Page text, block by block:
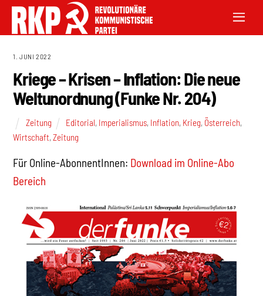
1. JUNI 2022
Kriege – Krisen – Inflation: Die neue
Weltunordnung (Funke Nr. 204)
Zeitung Editorial, Imperialismus, Inflation, Krieg, Österreich,
Wirtschaft,Zeitung
Für Online-AbonnentInnen: Download im Online-Abo
Bereich